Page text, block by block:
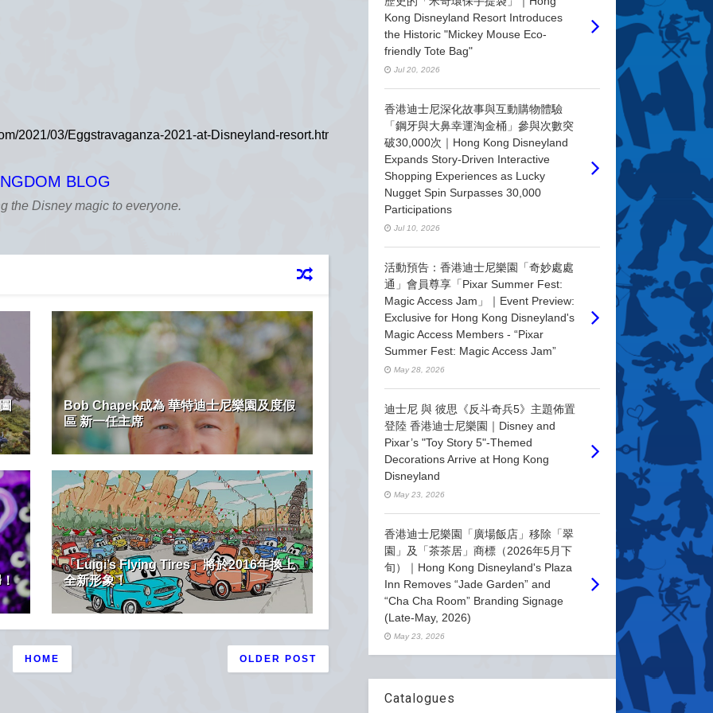
BLOG
the Disney magic to everyone.
Bob Chapek成為 華特迪士尼樂園及度假
區 新一任主席
「Luigi’s Flying Tires」將於2016年換上
全新形象！
OLDER POST
HOME
Kong Disneyland Resort Introduces
the Historic "Mickey Mouse Eco-
friendly Tote Bag"
Jul 20, 2026
香港迪士尼深化故事與互動購物體驗
「鋼牙與大鼻幸運淘金桶」參與次數突
破30,000次｜Hong Kong Disneyland
Expands Story-Driven Interactive
Shopping Experiences as Lucky
Nugget Spin Surpasses 30,000
Participations
Jul 10, 2026
活動預告：香港迪士尼樂園「奇妙處處
通」會員尊享「Pixar Summer Fest:
Magic Access Jam」｜Event Preview:
Exclusive for Hong Kong Disneyland's
Magic Access Members - “Pixar
Summer Fest: Magic Access Jam”
May 28, 2026
迪士尼 與 彼思《反斗奇兵5》主題佈置
登陸 香港迪士尼樂園｜Disney and
Pixar’s "Toy Story 5"-Themed
Decorations Arrive at Hong Kong
Disneyland
May 23, 2026
香港迪士尼樂園「廣場飯店」移除「翠
園」及「茶茶居」商標（2026年5月下
旬）｜Hong Kong Disneyland's Plaza
Inn Removes “Jade Garden” and
“Cha Cha Room” Branding Signage
(Late-May, 2026)
May 23, 2026
Catalogues